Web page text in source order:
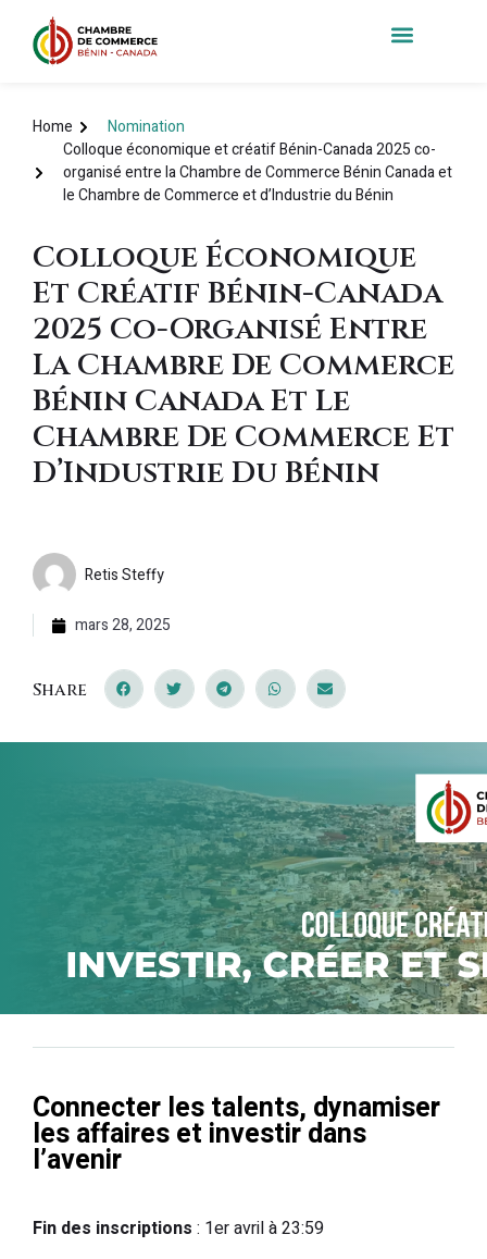
Home
Nomination
Colloque économique et créatif Bénin-Canada 2025 co-
organisé entre la Chambre de Commerce Bénin Canada et
le Chambre de Commerce et d’Industrie du Bénin
Colloque Économique
Et Créatif Bénin-Canada
2025 Co-Organisé Entre
La Chambre De Commerce
Bénin Canada Et Le
Chambre De Commerce Et
D’Industrie Du Bénin
Retis Steffy
mars 28, 2025
Share
Connecter les talents, dynamiser
les affaires et investir dans
l’avenir
Fin des inscriptions : 1er avril à 23:59